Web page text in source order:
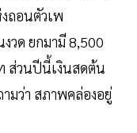
ถอนตัวเพ
วด ยกมามี 8,500
ส่วนปีนี้เงินสดต้น
มว่า สภาพคล่องอยู่